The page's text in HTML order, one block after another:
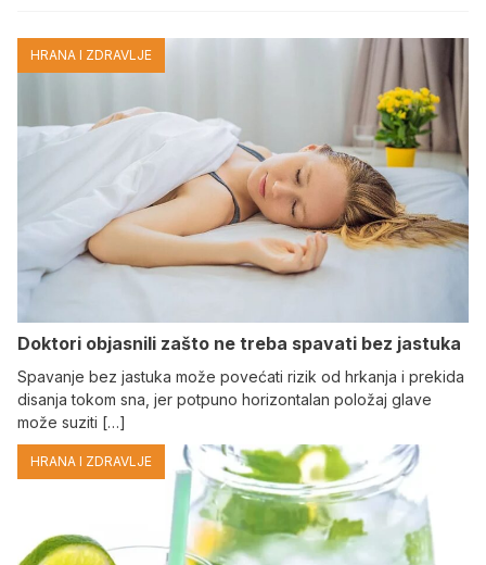
HRANA I ZDRAVLJE
Doktori objasnili zašto ne treba spavati bez jastuka
Spavanje bez jastuka može povećati rizik od hrkanja i prekida
disanja tokom sna, jer potpuno horizontalan položaj glave
može suziti […]
HRANA I ZDRAVLJE